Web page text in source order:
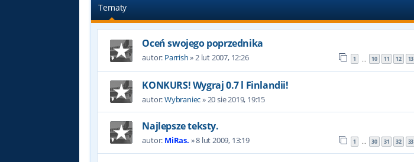
Tematy
Oceń swojego poprzednika
autor: Parrish»2 lut 2007, 12:26 1 … 10 11 12 13
KONKURS! Wygraj 0.7 l Finlandii!
autor:Wybraniec»20 sie 2019, 19:15
Najlepsze teksty.
autor: MiRas. »8 lut 2009, 13:19 1 … 30 31 32 33